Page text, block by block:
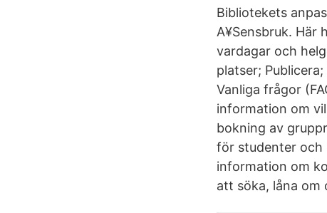
Bibliotekets
A¥Sensbruk. Här
vardagar och
platser;
Vanliga frågor
information om
bokning av
för studenter och
information om
att söka, låna om